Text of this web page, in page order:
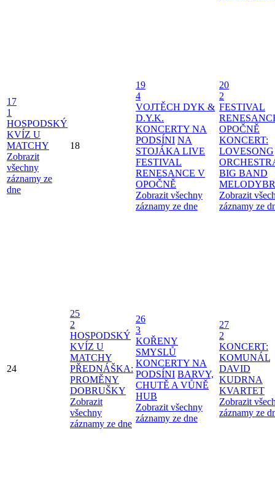
17
1
HOSPODSKÝ
KVÍZ U
MATCHY
Zobrazit
všechny
záznamy ze
dne
18
19
4
VOJTĚCH DYK &
D.Y.K.
KONCERTY NA
PODSÍNI NA
STOJÁKA LIVE
FESTIVAL
RENESANCE V
OPOČNĚ
Zobrazit všechny
záznamy ze dne
20
2
FESTIVAL
OPOČNĚ
KONCERT:
LOVESONG
BIG BAND
Zobrazit
záznamy ze
24
25
2
HOSPODSKÝ
KVÍZ U
MATCHY
PŘEDNÁŠKA:
PROMĚNY
DOBRUŠKY
Zobrazit
všechny
záznamy ze dne
26
3
KOŘENY
SMYSLŮ
KONCERTY NA
PODSÍNI BARVY,
CHUTĚ A VŮNĚ
HUB
Zobrazit všechny
záznamy ze dne
27
2
KONCERT:
KOMUNÁL
DAVID
KUDRNA
KVARTET
Zobrazit
záznamy ze